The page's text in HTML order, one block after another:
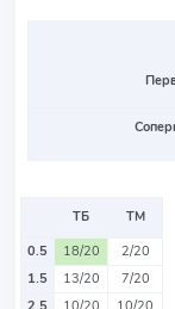
ТБ
ТМ
0.5
18/20
2/20
1.5
13/20
7/20